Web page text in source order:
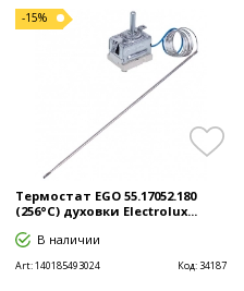
Термостат EGO 55.17052.180
(256°C) духовки Electrolux...
-15%
В наличии
Art:140185493024 Код: 34187